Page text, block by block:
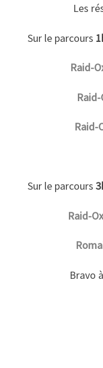
Les
Sur le parcours
Raid-
Raid-
Raid-
Sur le parcours
Raid-
Bravo